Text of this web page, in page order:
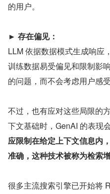
的用户。
► 存在偏见：
LLM 依据数据模式生成响应
训练数据易受偏见和限制影
的问题，而不会考虑用户感受
不过，也有应对这些局限的
下文基础时，GenAI 的表现
应限制在给定上下文信息内
准确，这种技术被称为检索
很多主流搜索引擎已开始将